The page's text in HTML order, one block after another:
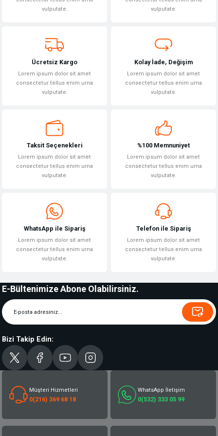
Ürün bilgilerinde hatalar bulunuyor.
Bu ürüne benzer farklı alternatifler olmalı.
vulputate.
vulputate.
Ücretsiz Kargo
Lorem ipsum dolor sit amet
consectetur tellus enim urna
vulputate.
Kolay İade, Değişim
Lorem ipsum dolor sit amet
consectetur tellus enim urna
vulputate.
Taksit Seçenekleri
Lorem ipsum dolor sit amet
consectetur tellus enim urna
vulputate.
%100 Memnuniyet
Lorem ipsum dolor sit amet
consectetur tellus enim urna
vulputate.
WhatsApp ile Sipariş
Lorem ipsum dolor sit amet
consectetur tellus enim urna
vulputate.
Telefon ile Sipariş
Lorem ipsum dolor sit amet
consectetur tellus enim urna
vulputate.
E-Bültenimize Abone Olabilirsiniz.
Bizi Takip Edin:
Müşteri Hizmetleri
0(216) 369 68 18
WhatsApp İletişim
0(532) 333 05 99